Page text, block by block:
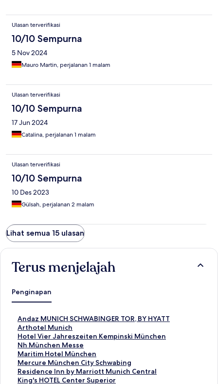
Ulasan terverifikasi
10/10 Sempurna
5 Nov 2024
Mauro Martin, perjalanan 1 malam
Ulasan terverifikasi
10/10 Sempurna
17 Jun 2024
Catalina, perjalanan 1 malam
Ulasan terverifikasi
10/10 Sempurna
10 Des 2023
Gülsah, perjalanan 2 malam
Lihat semua 15 ulasan
Terus menjelajah
Penginapan
Andaz MUNICH SCHWABINGER TOR, BY HYATT
T
a
u
t
a
n
S
t
Arthotel Munich
T
a
u
t
a
n
S
Hotel Vier Jahreszeiten Kempinski München
T
a
u
t
a
n
Nh München Messe
T
a
u
t
a
Maritim Hotel München
T
a
u
t
Mercure München City Schwabing
T
a
u
Residence Inn by Marriott Munich Central
T
a
King's HOTEL Center Superior
T